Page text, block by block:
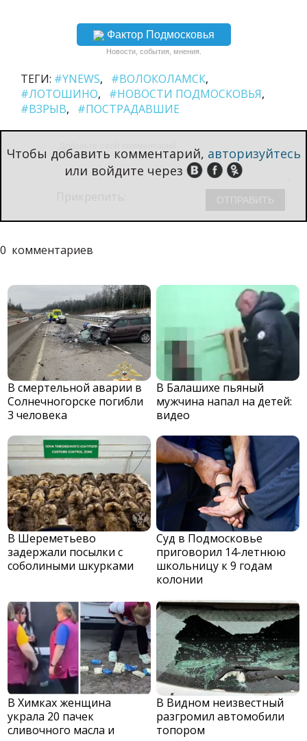
Фактор Подмосковья
Новости, события, мнения.
ТЕГИ: #YNEWS
#ВОЛОКОЛАМСК
#ЛОТОШИНО
#НОВОСТИ ПОДМОСКОВЬЯ
#ВЗРЫВ
#ПОСТРАДАВШИЕ
Чтобы добавить комментарий, авторизуйтесь
или войдите через
0 комментариев
В смертельной аварии в
Солнечногорске погибли
3 человека
В Балашихе пьяный
мужчина напал на детей:
видео
В Шереметьево
задержали посылки с
соболиными шкурками
Суд в Подмосковье
приговорил 14-летнюю
школьницу к 9 годам
колонии
В Химках женщина
украла 20 пачек
сливочного масла и
В Видном неизвестный
разгромил автомобили
топором